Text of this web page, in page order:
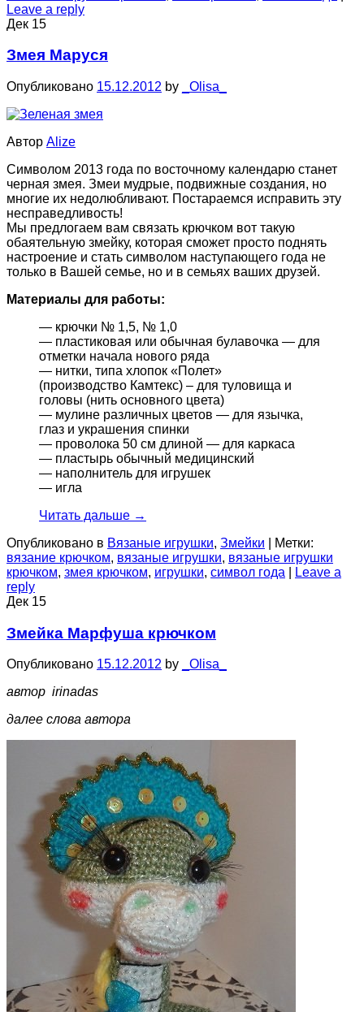
Leave a reply
Дек 15
Змея Маруся
Опубликовано 15.12.2012 by _Olisa_
Автор Alize
Символом 2013 года по восточному календарю станет
черная змея. Змеи мудрые, подвижные создания, но
многие их недолюбливают. Постараемся исправить эту
несправедливость!
Мы предлогаем вам связать крючком вот такую
обаятельную змейку, которая сможет просто поднять
настроение и стать символом наступающего года не
только в Вашей семье, но и в семьях ваших друзей.
Материалы для работы:
— крючки № 1,5, № 1,0
— пластиковая или обычная булавочка — для
отметки начала нового ряда
— нитки, типа хлопок «Полет»
(производство Камтекс) – для туловища и
головы (нить основного цвета)
— мулине различных цветов — для язычка,
глаз и украшения спинки
— проволока 50 см длиной — для каркаса
— пластырь обычный медицинский
— наполнитель для игрушек
— игла
Читать дальше →
Опубликовано в Вязаные игрушки, Змейки
Метки:
вязание крючком, вязаные игрушки, вязаные игрушки
крючком, змея крючком, игрушки, символ года
Leave a
reply
Дек 15
Змейка Марфуша крючком
Опубликовано 15.12.2012 by
_Olisa_
автор irinadas
далее слова автора